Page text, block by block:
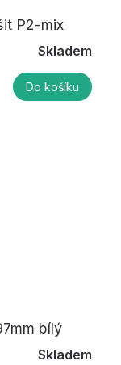
P2-mix
Skladem
Do košíku
bílý
Skladem